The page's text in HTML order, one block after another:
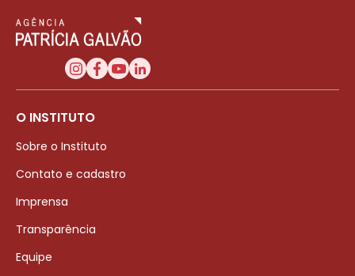
O INSTITUTO
Sobre o Instituto
Contato e cadastro
Imprensa
Transparência
Equipe